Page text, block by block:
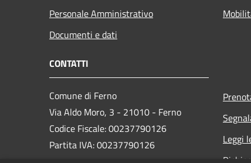
Personale Amministrativo
Documenti e dati
CONTATTI
Comune di Ferno
Via Aldo Moro, 3 - 21010 - Ferno
Codice Fiscale: 00237790126
Partita IVA: 00237790126
Leggi